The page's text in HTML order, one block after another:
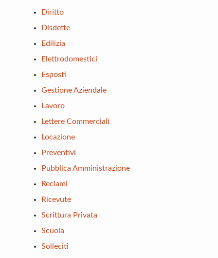
Diritto
Disdette
Edilizia
Elettrodomestici
Esposti
Gestione Aziendale
Lavoro
Lettere Commerciali
Locazione
Preventivi
Pubblica Amministrazione
Reclami
Ricevute
Scrittura Privata
Scuola
Solleciti